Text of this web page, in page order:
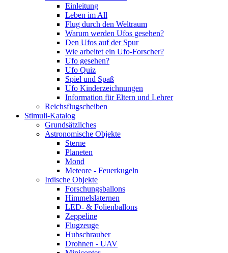
Einleitung
Leben im All
Flug durch den Weltraum
Warum werden Ufos gesehen?
Den Ufos auf der Spur
Wie arbeitet ein Ufo-Forscher?
Ufo gesehen?
Ufo Quiz
Spiel und Spaß
Ufo Kinderzeichnungen
Information für Eltern und Lehrer
Reichsflugscheiben
Stimuli-Katalog
Grundsätzliches
Astronomische Objekte
Sterne
Planeten
Mond
Meteore - Feuerkugeln
Irdische Objekte
Forschungsballons
Himmelslaternen
LED- & Folienballons
Zeppeline
Flugzeuge
Hubschrauber
Drohnen - UAV